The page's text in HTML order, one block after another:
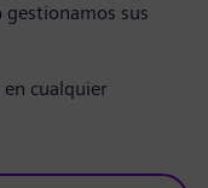
sus
cualquier